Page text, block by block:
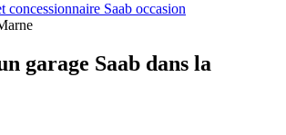
concessionnaire Saab occasion
garage Saab dans la